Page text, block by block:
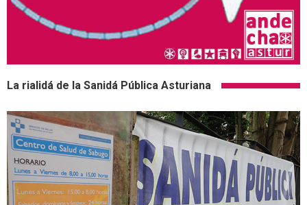
La rialidá de la Sanidá Pública Asturiana